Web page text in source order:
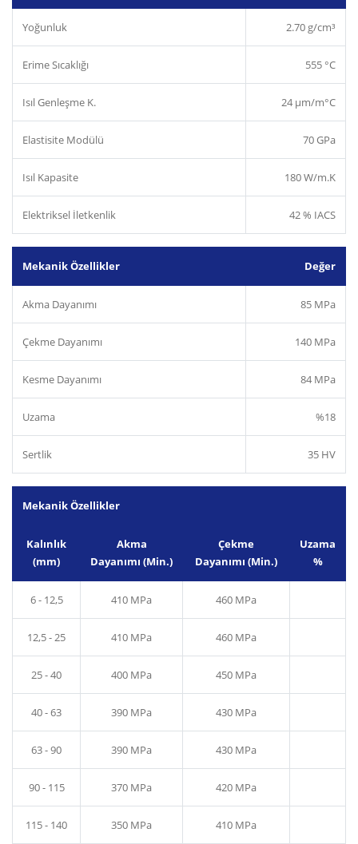
Yoğunluk 2.70 g/cm³
Erime Sıcaklığı 555 °C
Isıl Genleşme K. 24 µm/m°C
Elastisite Modülü 70 GPa
Isıl Kapasite 180 W/m.K
Elektriksel İletkenlik 42 % IACS
Mekanik Özellikler Değer
Akma Dayanımı 85 MPa
Çekme Dayanımı 140 MPa
Kesme Dayanımı 84 MPa
Uzama %18
Sertlik 35 HV
Mekanik Özellikler
Kalınlık
(mm)
Akma
Dayanımı (Min.)
Çekme
Dayanımı (Min.)
Uzama
%
6 - 12,5 410 MPa 460 MPa
12,5 - 25 410 MPa 460 MPa
25 - 40 400 MPa 450 MPa
40 - 63 390 MPa 430 MPa
63 - 90 390 MPa 430 MPa
90 - 115 370 MPa 420 MPa
115 - 140 350 MPa 410 MPa